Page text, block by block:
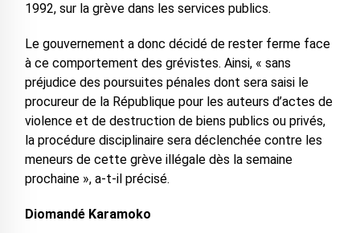
1992, sur la grève dans les services publics.
Le gouvernement a donc décidé de rester ferme face
à ce comportement des grévistes. Ainsi, « sans
préjudice des poursuites pénales dont sera saisi le
procureur de la République pour les auteurs d’actes de
violence et de destruction de biens publics ou privés,
la procédure disciplinaire sera déclenchée contre les
meneurs de cette grève illégale dès la semaine
prochaine », a-t-il précisé.
Diomandé Karamoko